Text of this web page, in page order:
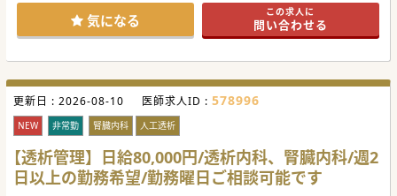
気になる この求人に
問い合わせる
更新日 : 2026-08-10 医師求人ID : 578996
NEW 非常勤 腎臓内科 人工透析
【透析管理】日給80,000円/透析内科、腎臓内科/週2
日以上の勤務希望/勤務曜日ご相談可能です